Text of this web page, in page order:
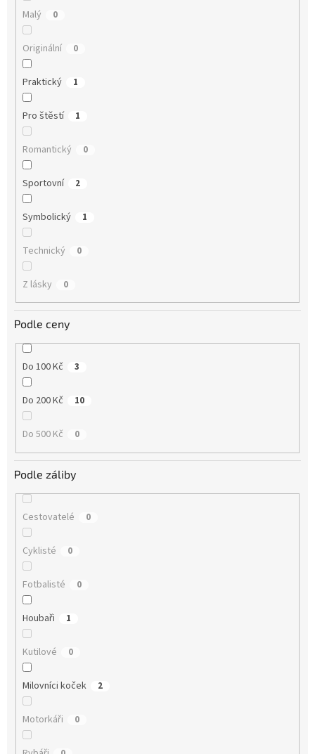
Malý 0
Originální 0
Praktický 1
Pro štěstí 1
Romantický 0
Sportovní 2
Symbolický 1
Technický 0
Z lásky 0
Podle ceny
Do 100 Kč 3
Do 200 Kč 10
Do 500 Kč 0
Podle záliby
Cestovatelé 0
Cyklisté 0
Fotbalisté 0
Houbaři 1
Kutilové 0
Milovníci koček 2
Motorkáři 0